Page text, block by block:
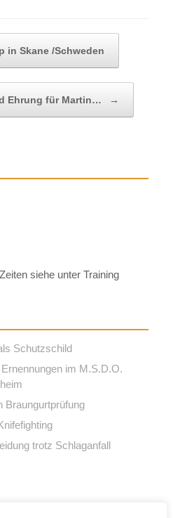
in Skane /Schweden
Ehrung für Martin… →
siehe unter Training
Schutzschild
im M.S.D.O.
Braungurtprüfung
trotz Schlaganfall